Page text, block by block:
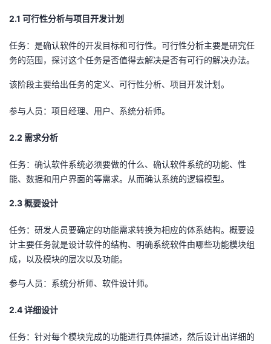
学
验
收
持
支
声
议
2.1 可行性分析与项目开发计划
任务：是确认软件的开发目标和可行性。可行性分析主要是研究任
务的范围，探讨这个任务是否值得去解决是否有可行的解决办法。
该阶段主要给出任务的定义、可行性分析、项目开发计划。
参与人员：项目经理、用户、系统分析师。
2.2 需求分析
任务：确认软件系统必须要做的什么、确认软件系统的功能、性
能、数据和用户界面的等需求。从而确认系统的逻辑模型。
2.3 概要设计
任务：研发人员要确定的功能需求转换为相应的体系结构。概要设
计主要任务就是设计软件的结构、明确系统软件由哪些功能模块组
成，以及模块的层次以及功能。
参与人员：系统分析师、软件设计师。
2.4 详细设计
任务：针对每个模块完成的功能进行具体描述，然后设计出详细的